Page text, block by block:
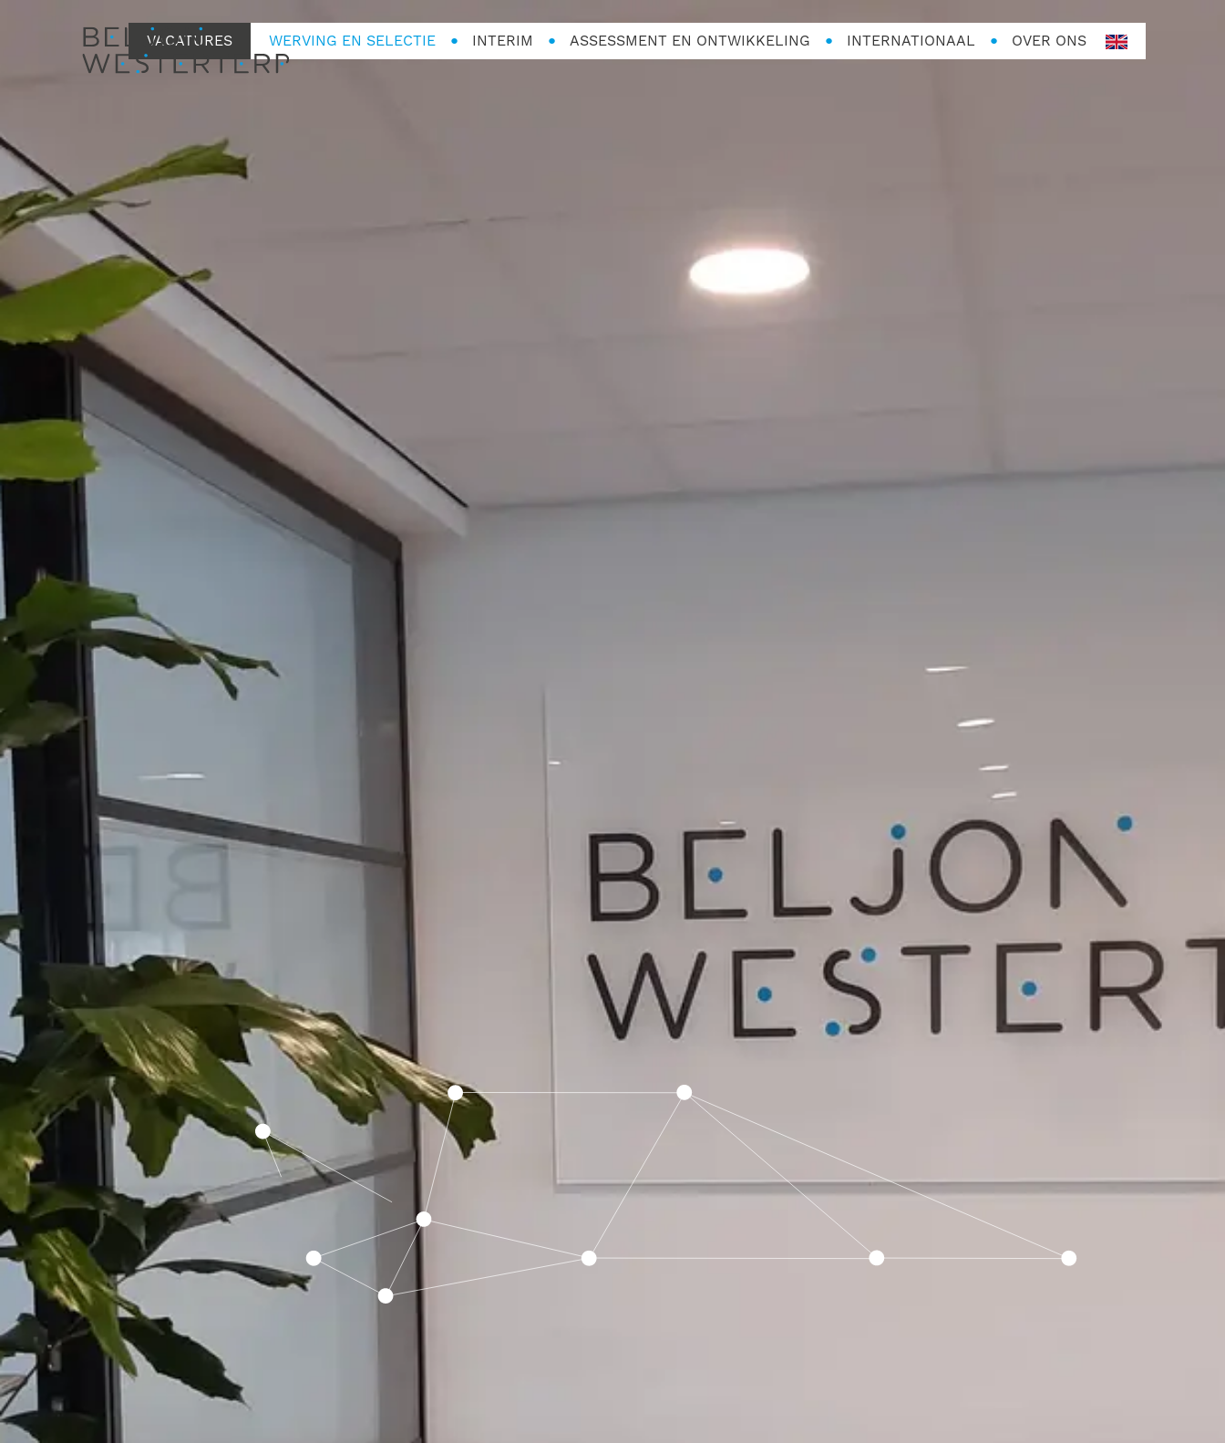
VACATURES WERVING EN SELECTIE INTERIM ASSESSMENT EN ONTWIKKELING INTERNATIONAAL OVER ONS
en-
GB